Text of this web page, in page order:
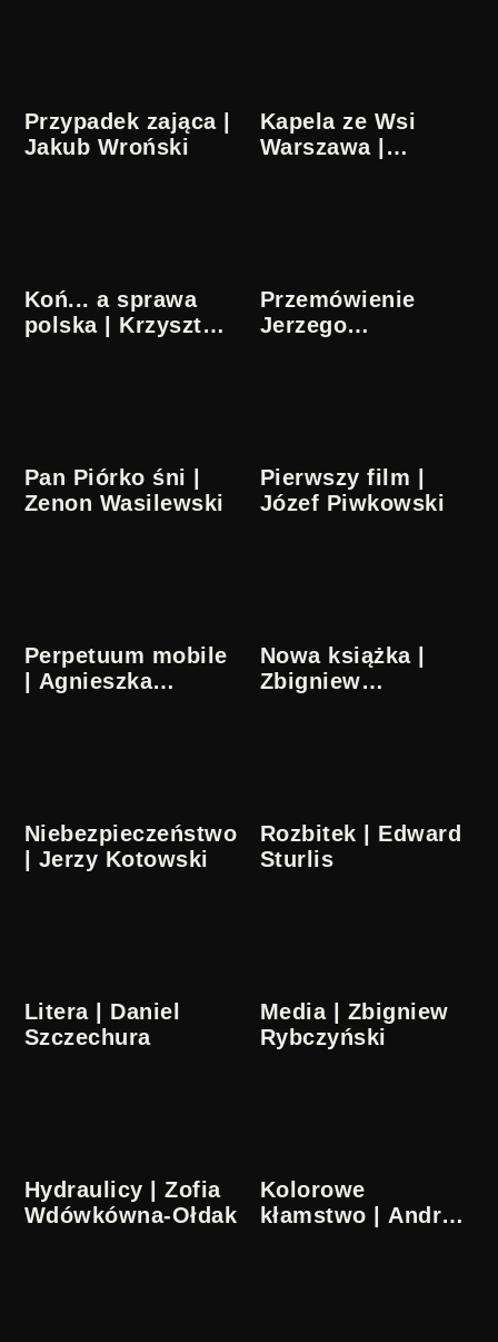
Przypadek zająca |
Jakub Wroński
Kapela ze Wsi
Warszawa |
Koń... a sprawa
polska | Krzysztof
Przemówienie
Jerzego
D
Pan Piórko śni |
Zenon Wasilewski
Pierwszy film |
Józef Piwkowski
Perpetuum mobile
| Agnieszka
Nowa książka |
Zbigniew
Niebezpieczeństwo
| Jerzy Kotowski
Rozbitek | Edward
Sturlis
Litera | Daniel
Szczechura
Media | Zbigniew
Rybczyński
Hydraulicy | Zofia
Wdówkówna-Ołdak
Kolorowe
kłamstwo | Andrzej